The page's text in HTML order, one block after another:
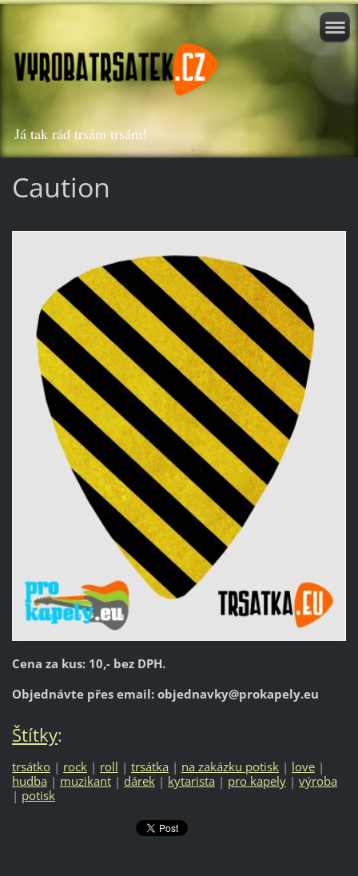
Já tak rád trsám trsám!
Caution
Cena za kus: 10,- bez DPH.
Objednávte přes email: objednavky@prokapely.eu
Štítky:
trsátko | rock | roll | trsátka | na zakázku potisk | love |
hudba | muzikant | dárek | kytarista | pro kapely | výroba
| potisk